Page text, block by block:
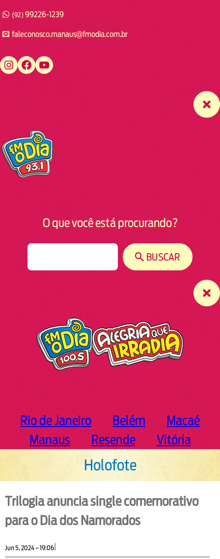
(92) 99226-1239
faleconosco.manaus@fmodia.com.br
https://www.instagram.com/fmodiamanaus/ https://www.facebook.com/fmodiamanaus https://www.youtube.com/user/radiofmodia
O que você está procurando?
BUSCAR
Rio de Janeiro Belém
Macaé
Manaus
Resende Vitória
Holofote
Trilogia anuncia single comemorativo
para o Dia dos Namorados
Jun 5, 2024 – 19:06|